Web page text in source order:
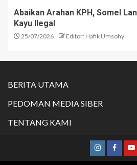
Abaikan Arahan KPH, Somel
Kayu Ilegal
25/07/2026 Editor: Hafik Umsohy
BERITA UTAMA
PEDOMAN MEDIA SIBER
TENTANG KAMI